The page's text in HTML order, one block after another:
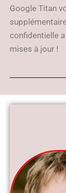
Google Titan
confidentielle
mises à jour !